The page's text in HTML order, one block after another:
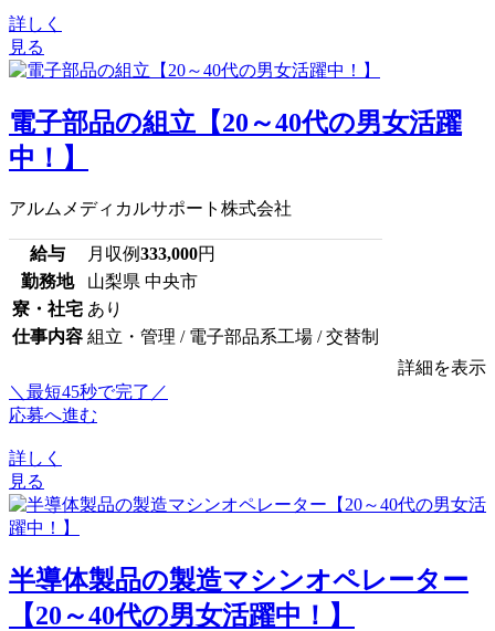
詳しく
見る
電子部品の組立【20～40代の男女活躍
中！】
アルムメディカルサポート株式会社
給与 月収例333,000円
勤務地
山梨県 中央市
寮・社宅 あり
仕事内容 組立・管理 / 電子部品系工場 / 交替制
詳細を表示
＼最短45秒で完了／
応募へ進む
詳しく
見る
半導体製品の製造マシンオペレーター
【20～40代の男女活躍中！】